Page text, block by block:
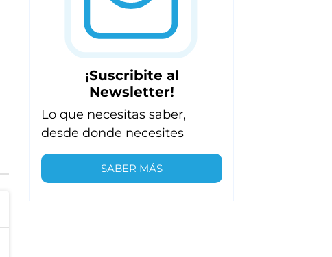
¡Suscribite al
Newsletter!
Lo que necesitas saber,
desde donde necesites
SABER MÁS